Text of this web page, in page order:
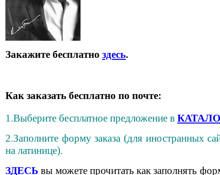
Закажите бесплатно здесь.
Как заказать бесплатно по почте:
1.Выберите бесплатное предложение в
2.Заполните форму заказа (для иностранных
на латинице).
ЗДЕСЬ вы можете прочитать как заполнять